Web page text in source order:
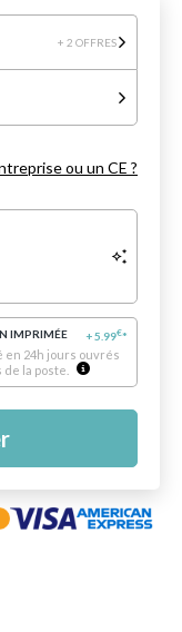
+ 2 OFFRES
ou un CE ?
IMPRIMÉE +5.99€*
en 24h jours ouvrés
de la poste.